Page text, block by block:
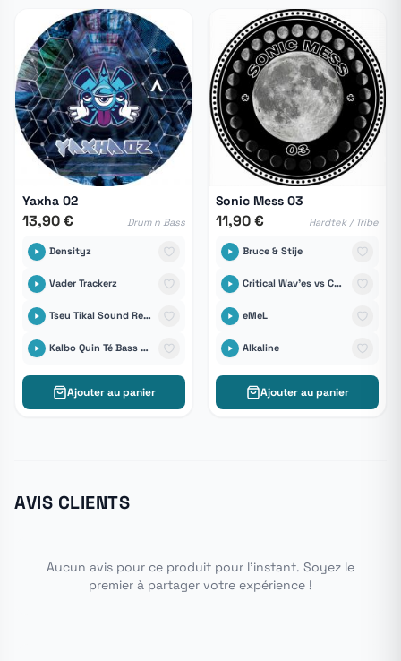
Yaxha 02
13,90 € Drum n Bass
Densityz
Vader Trackerz
Tseu Tikal Sound Records
Kalbo Quin Té Bass vs The COok
Ajouter au panier
Sonic Mess 03
11,90 € Hardtek / Tribe
Bruce & Stije
Critical Wav'es vs Cartograph
eMeL
Alkaline
Ajouter au panier
AVIS CLIENTS
Aucun avis pour ce produit pour l'instant. Soyez le
premier à partager votre expérience !